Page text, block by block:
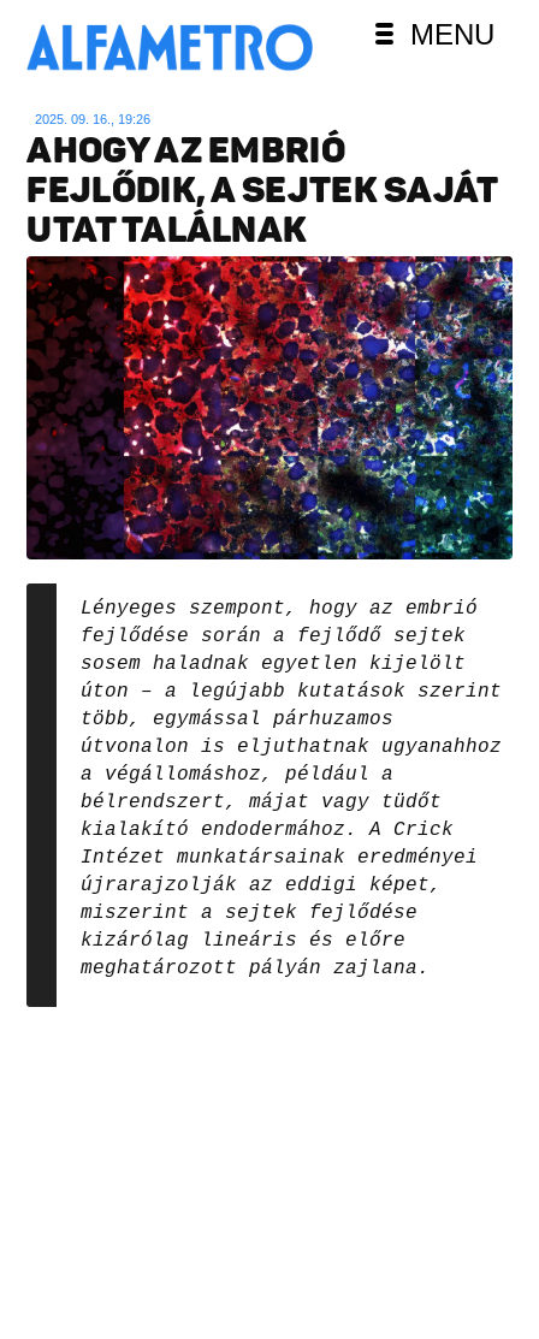
MENU
2025. 09. 16., 19:26
AHOGY AZ EMBRIÓ
FEJLŐDIK, A SEJTEK SAJÁT
UTAT TALÁLNAK
Lényeges szempont, hogy az embrió
fejlődése során a fejlődő sejtek
sosem haladnak egyetlen kijelölt
úton – a legújabb kutatások szerint
több, egymással párhuzamos
útvonalon is eljuthatnak ugyanahhoz
a végállomáshoz, például a
bélrendszert, májat vagy tüdőt
kialakító endodermához. A Crick
Intézet munkatársainak eredményei
újrarajzolják az eddigi képet,
miszerint a sejtek fejlődése
kizárólag lineáris és előre
meghatározott pályán zajlana.